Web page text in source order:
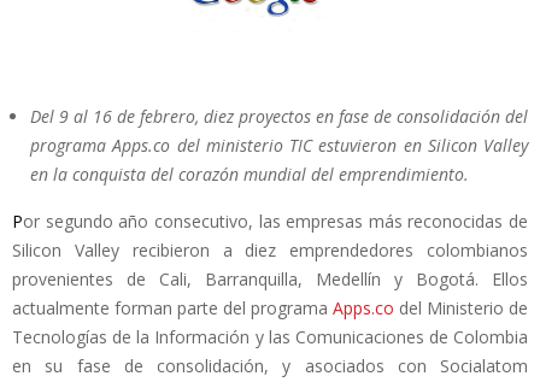
Del 9 al 16 de febrero, diez proyectos en fase de consolidación del
programa Apps.co del ministerio TIC estuvieron en Silicon Valley
en la conquista del corazón mundial del emprendimiento.
Por segundo año consecutivo, las empresas más reconocidas de
Silicon Valley recibieron a diez emprendedores colombianos
provenientes de Cali, Barranquilla, Medellín y Bogotá. Ellos
actualmente forman parte del programa Apps.co del Ministerio de
Tecnologías de la Información y las Comunicaciones de Colombia
en su fase de consolidación, y asociados con Socialatom